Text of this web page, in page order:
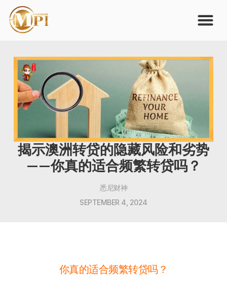
揭示澳洲转贷的隐藏风险和劣势
——你真的适合频繁转贷吗？
悉尼财神
SEPTEMBER 4, 2024
你真的适合频繁转贷吗？